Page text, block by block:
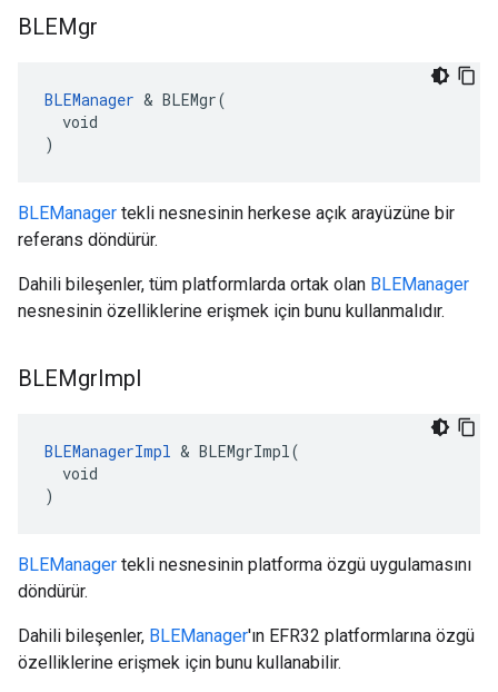
BLEMgr
BLEManager & BLEMgr(
  void
)
BLEManager tekli nesnesinin herkese açık arayüzüne bir
referans döndürür.
Dahili bileşenler, tüm platformlarda ortak olan BLEManager
nesnesinin özelliklerine erişmek için bunu kullanmalıdır.
BLEMgrImpl
BLEManagerImpl & BLEMgrImpl(
  void
)
BLEManager tekli nesnesinin platforma özgü uygulamasını
döndürür.
Dahili bileşenler, BLEManager'ın EFR32 platformlarına özgü
özelliklerine erişmek için bunu kullanabilir.